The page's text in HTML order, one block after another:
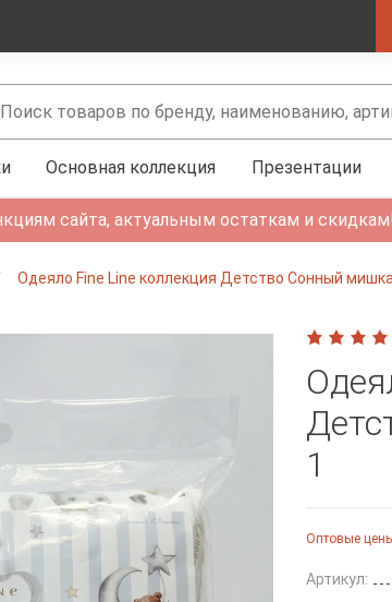
Основная коллекция Презентации
сайта, актуальным остаткам и скидкам!
Одеяло Fine Line коллекция Детство Сонный
1
Оптовые
Артикул: